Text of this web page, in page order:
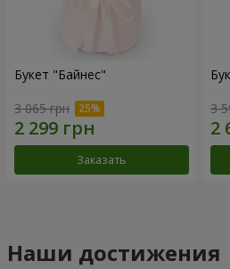
Букет "Байнес"
3 065 грн
Заказать
3
Наши достижения